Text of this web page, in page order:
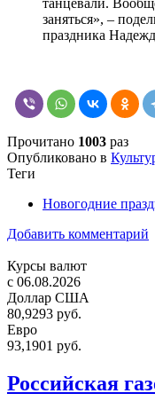
заняться», –
праздника
Прочитано 1003 раз
Опубликовано в
Теги
Новогодние
Добавить комментарий
Курсы валют
c 06.08.2026
Доллар США
80,9293 руб.
Евро
93,1901 руб.
Российская